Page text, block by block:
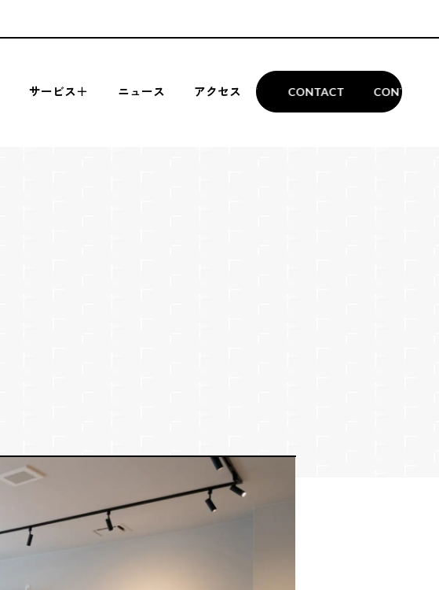
サービス＋ ニュース アクセス
CONTACT CONTACT CONTACT